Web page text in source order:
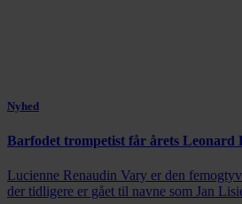
Nyhed
Barfodet trompetist får årets Leonard
Lucienne Renaudin Vary er den
der tidligere er gået til navne som Jan